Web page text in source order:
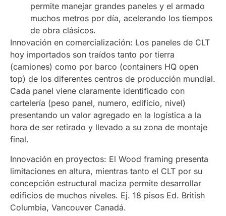
permite manejar grandes paneles y el armado
muchos metros por día, acelerando los tiempos
de obra clásicos.
Innovación en comercialización: Los paneles de CLT
hoy importados son traídos tanto por tierra
(camiones) como por barco (containers HQ open
top) de los diferentes centros de producción mundial.
Cada panel viene claramente identificado con
cartelería (peso panel, numero, edificio, nivel)
presentando un valor agregado en la logística a la
hora de ser retirado y llevado a su zona de montaje
final.
Innovación en proyectos: El Wood framing presenta
limitaciones en altura, mientras tanto el CLT por su
concepción estructural maciza permite desarrollar
edificios de muchos niveles. Ej. 18 pisos Ed. British
Columbia, Vancouver Canadá.